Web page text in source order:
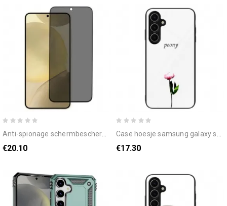
anti-spionage schermbeschermer van gehard glas voor samsung galaxy s25 plus 5g
€20.10
case hoesje samsung galaxy s25 plus 5g telefoonhoesje pioenroos
€17.30